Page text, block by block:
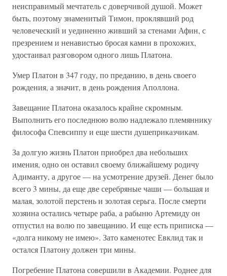
неисправимый мечтатель с доверчивой душой. Может
быть, поэтому знаменитый Тимон, проклявший род
человеческий и уединенно живший за стенами Афин, с
презрением и ненавистью бросая камни в прохожих,
удостаивал разговором одного лишь Платона.
Умер Платон в 347 году, по преданию, в день своего
рождения, а значит, в день рождения Аполлона.
Завещание Платона оказалось крайне скромным.
Выполнить его последнюю волю надлежало племяннику
философа Спевсиппу и еще шести душеприказчикам.
За долгую жизнь Платон приобрел два небольших
имения, одно он оставил своему ближайшему родичу
Адиманту, а другое — на усмотрение друзей. Денег было
всего 3 мины, да еще две серебряные чаши — большая и
малая, золотой перстень и золотая серьга. После смерти
хозяина остались четыре раба, а рабыню Артемиду он
отпустил на волю по завещанию. И еще есть приписка —
«долга никому не имею». Зато каменотес Евклид так и
остался Платону должен три мины.
Погребение Платона совершили в Академии. Роднее для